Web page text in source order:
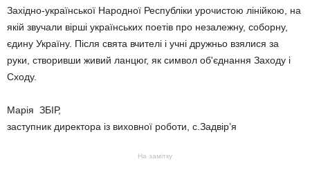
Західно-української Народної Республіки урочистою лінійкою, на
якій звучали вірші українських поетів про незалежну, соборну,
єдину Україну. Після свята вчителі і учні дружньо взялися за
руки, створивши живий ланцюг, як символ об'єднання Заходу і
Сходу.
Марія ЗБІР,
заступник директора із виховної роботи, с.Задвір’я
На замітку